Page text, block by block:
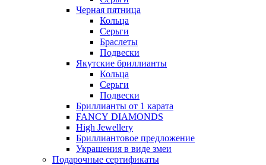
Черная пятница
Кольца
Серьги
Браслеты
Подвески
Якутские бриллианты
Кольца
Серьги
Подвески
Бриллианты от 1 карата
FANCY DIAMONDS
High Jewellery
Бриллиантовое предложение
Украшения в виде змеи
Подарочные сертификаты